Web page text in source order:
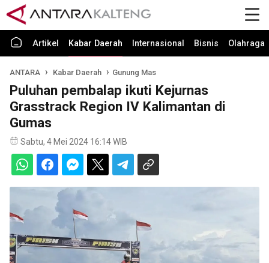
Artikel Kabar Daerah Internasional Bisnis Olahraga
ANTARA Kabar Daerah Gunung Mas
Puluhan pembalap ikuti Kejurnas
Grasstrack Region IV Kalimantan di
Gumas
Sabtu, 4 Mei 2024 16:14 WIB